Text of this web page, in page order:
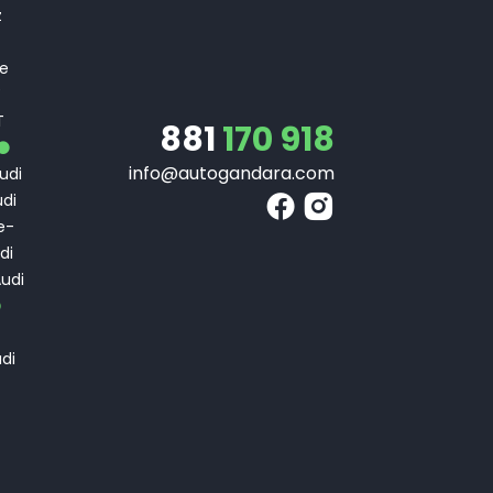
881170 918
info@autogandara.com